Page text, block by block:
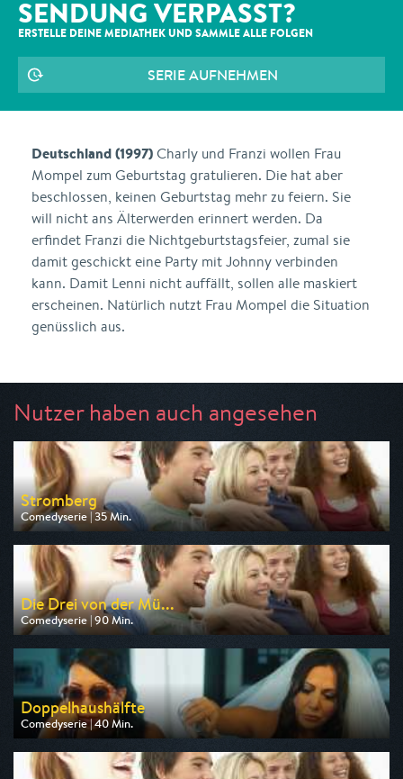
SENDUNG VERPASST?
ERSTELLE DEINE MEDIATHEK UND SAMMLE ALLE FOLGEN
SERIE AUFNEHMEN
Deutschland (1997)Charly und Franzi wollen Frau
Mompel zum Geburtstag gratulieren. Die hat aber
beschlossen, keinen Geburtstag mehr zu feiern. Sie
will nicht ans Älterwerden erinnert werden. Da
erfindet Franzi die Nichtgeburtstagsfeier, zumal sie
damit geschickt eine Party mit Johnny verbinden
kann. Damit Lenni nicht auffällt, sollen alle maskiert
erscheinen. Natürlich nutzt Frau Mompel die Situation
genüsslich aus.
Nutzer haben auch angesehen
Stromberg
Comedyserie | 35 Min.
Ausgestrahlt von Sport 1
am 09.08.2026, 20:15
Die Drei von der Mü...
Comedyserie | 90 Min.
Ausgestrahlt von rbb
am 09.08.2026, 03:25
Doppelhaushälfte
Comedyserie | 40 Min.
Ausgestrahlt von ZDF neo
am 11.08.2026, 21:45